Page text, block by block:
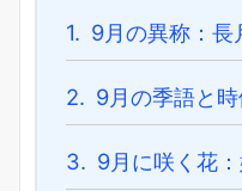
1. 9月の異称：長
2. 9月の季語と
3. 9月に咲く花：